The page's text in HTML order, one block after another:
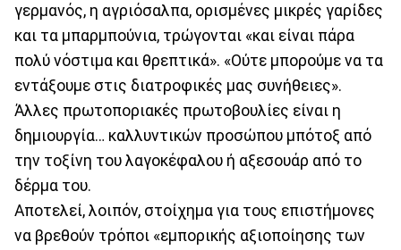
γερμανός, η αγριόσαλπα, ορισμένες μικρές γαρίδες
και τα μπαρμπούνια, τρώγονται «και είναι πάρα
πολύ νόστιμα και θρεπτικά». «Ούτε μπορούμε να τα
εντάξουμε στις διατροφικές μας συνήθειες».
Άλλες πρωτοποριακές πρωτοβουλίες είναι η
δημιουργία… καλλυντικών προσώπου μπότοξ από
την τοξίνη του λαγοκέφαλου ή αξεσουάρ από το
δέρμα του.
Αποτελεί, λοιπόν, στοίχημα για τους επιστήμονες
να βρεθούν τρόποι «εμπορικής αξιοποίησης των